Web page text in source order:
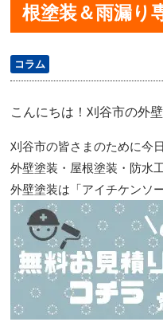
根塗装＆雨漏り
コラム
こんにちは！刈谷市の外
刈谷市の皆さまのために今
外壁塗装・屋根塗装・防水
外壁塗装は「アイチケン